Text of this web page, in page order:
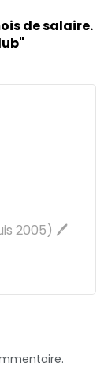
de salaire.
2005) 🖊